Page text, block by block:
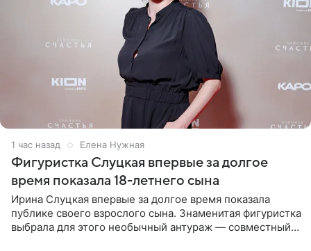
1 час назад Елена Нужная
Фигуристка Слуцкая впервые за долгое
время показала 18-летнего сына
Ирина Слуцкая впервые за долгое время показала
публике своего взрослого сына. Знаменитая фигуристка
выбрала для этого необычный антураж — совместный